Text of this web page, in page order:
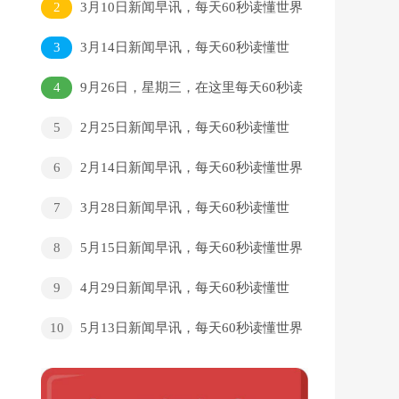
2
3月10日新闻早讯，每天60秒读懂世界
3
3月14日新闻早讯，每天60秒读懂世
界
4
9月26日，星期三，在这里每天60秒读
5
2月25日新闻早讯，每天60秒读懂世
6
2月14日新闻早讯，每天60秒读懂世界
7
3月28日新闻早讯，每天60秒读懂世
8
5月15日新闻早讯，每天60秒读懂世界
9
4月29日新闻早讯，每天60秒读懂世
10
5月13日新闻早讯，每天60秒读懂世界